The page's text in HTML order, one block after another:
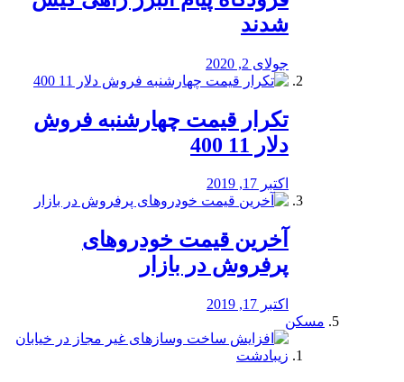
شدند
جولای 2, 2020
تکرار قیمت چهارشنبه فروش
دلار 11 400
اکتبر 17, 2019
آخرین قیمت خودرو‌های
پرفروش در بازار
اکتبر 17, 2019
مسکن